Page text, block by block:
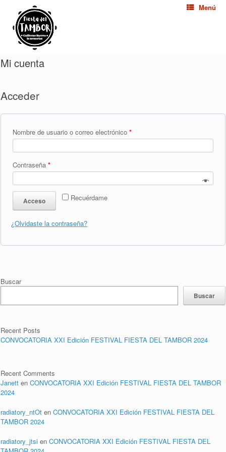
Menú
Mi cuenta
Acceder
Nombre de usuario o correo electrónico *
Contraseña *
Recuérdame
Acceso
¿Olvidaste la contraseña?
Buscar
Buscar
Recent Posts
CONVOCATORIA XXI Edición FESTIVAL FIESTA DEL TAMBOR 2024
Recent Comments
Janett en CONVOCATORIA XXI Edición FESTIVAL FIESTA DEL TAMBOR
2024
radiatory_ntOt en CONVOCATORIA XXI Edición FESTIVAL FIESTA DEL
TAMBOR 2024
radiatory_jtsi en CONVOCATORIA XXI Edición FESTIVAL FIESTA DEL